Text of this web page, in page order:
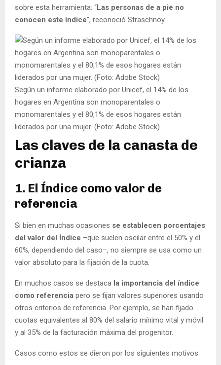
sobre esta herramienta: “Las personas de a pie no
conocen este índice”, reconoció Straschnoy.
Según un informe elaborado por Unicef, el 14% de los
hogares en Argentina son monoparentales o
monomarentales y el 80,1% de esos hogares están
liderados por una mujer. (Foto: Adobe Stock)
Las claves de la canasta de
crianza
1. El Índice como valor de
referencia
Si bien en muchas ocasiones se establecen porcentajes
del valor del Índice –que suelen oscilar entre el 50% y el
60%, dependiendo del caso–, no siempre se usa como un
valor absoluto para la fijación de la cuota.
En muchos casos se destaca la importancia del índice
como referencia pero se fijan valores superiores usando
otros criterios de referencia. Por ejemplo, se han fijado
cuotas equivalentes al 80% del salario mínimo vital y móvil
y al 35% de la facturación máxima del progenitor.
Casos como estos se dieron por los siguientes motivos: